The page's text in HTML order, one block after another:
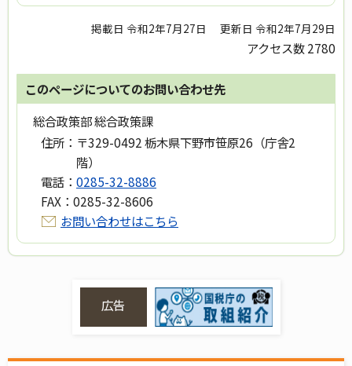
掲載日 令和2年7月27日 更新日 令和2年7月29日
アクセス数2780
このページについてのお問い合わせ先
総合政策部 総合政策課
住所： 〒329-0492 栃木県下野市笹原26（庁舎2
階）
電話： 0285-32-8886
FAX： 0285-32-8606
お問い合わせはこちら
広告